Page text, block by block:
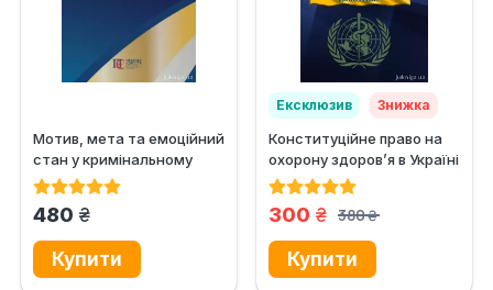
Мотив, мета та емоційний
стан у кримінальному
праві
480 грн.
Ексклюзив Знижка
Конституційне право на
охорону здоров’я в Україні
та державах...
380
грн.
300 грн.